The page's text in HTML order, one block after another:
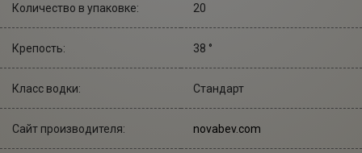
Количество в упаковке: 20
Крепость: 38 °
Класс водки: Стандарт
Сайт производителя: novabev.com